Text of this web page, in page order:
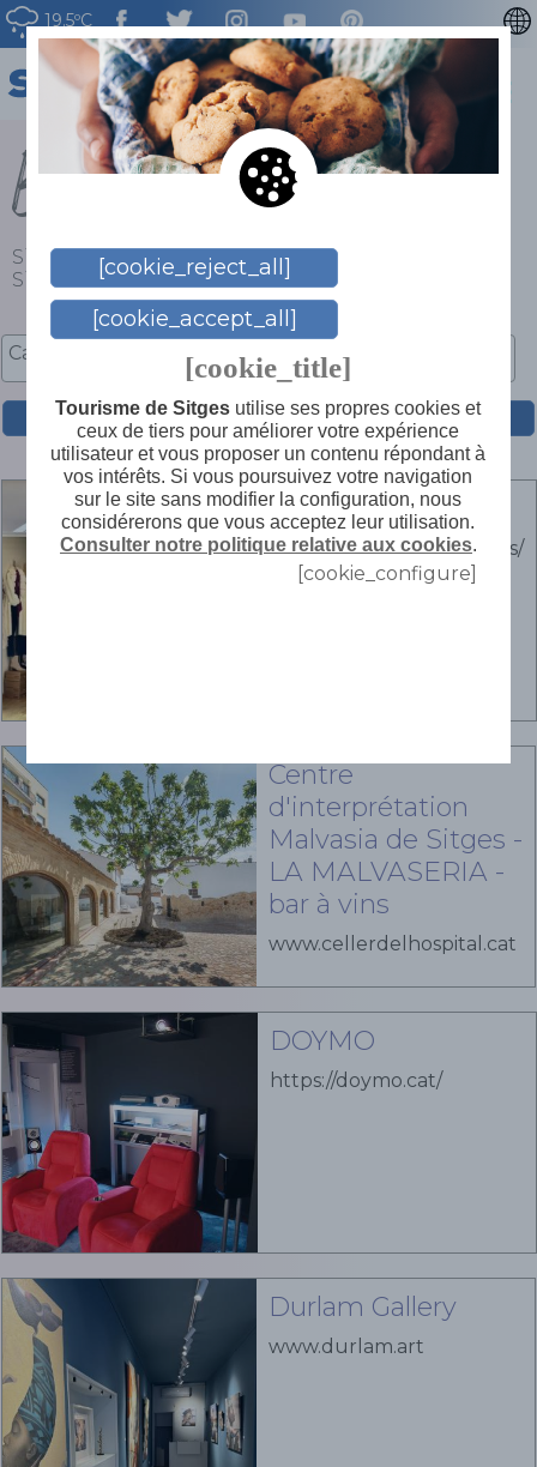
19.5ºC
CATALÀ
ENGLISH
ESPAÑOL
Boutiques à Sitges
Sitges > Que faire ? > Shopping >
Sitges
Cabeli
https://www.instagram.com/cabelisitges/
Centre
d'interprétation
Malvasia de Sitges -
LA MALVASERIA -
bar à vins
www.cellerdelhospital.cat
DOYMO
https://doymo.cat/
Durlam Gallery
www.durlam.art
[cookie_reject_all]
[cookie_accept_all]
[cookie_title]
Tourisme de Sitges utilise ses propres cookies et
ceux de tiers pour améliorer votre expérience
utilisateur et vous proposer un contenu répondant à
vos intérêts. Si vous poursuivez votre navigation
sur le site sans modifier la configuration, nous
considérerons que vous acceptez leur utilisation.
Consulter notre politique relative aux cookies.
[cookie_configure]